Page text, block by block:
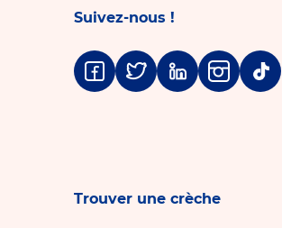
Suivez-nous !
Facebook
TwitterLinkedinInstagram
Tiktok
Trouver une crèche